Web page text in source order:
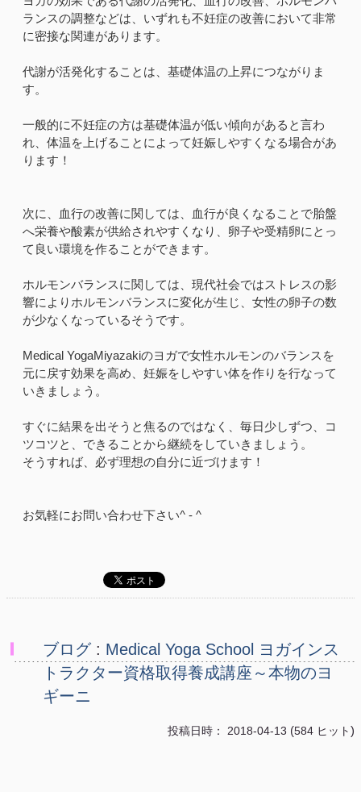
ランスの調整などは、いずれも不妊症の改善において非常
に密接な関連があります。
代謝が活発化することは、基礎体温の上昇につながりま
す。
一般的に不妊症の方は基礎体温が低い傾向があると言わ
れ、体温を上げることによって妊娠しやすくなる場合があ
ります！
次に、血行の改善に関しては、血行が良くなることで胎盤
へ栄養や酸素が供給されやすくなり、卵子や受精卵にとっ
て良い環境を作ることができます。
ホルモンバランスに関しては、現代社会ではストレスの影
響によりホルモンバランスに変化が生じ、女性の卵子の数
が少なくなっているそうです。
Medical YogaMiyazakiのヨガで女性ホルモンのバランスを
元に戻す効果を高め、妊娠をしやすい体を作りを行なって
いきましょう。
すぐに結果を出そうと焦るのではなく、毎日少しずつ、コ
ツコツと、できることから継続をしていきましょう。
そうすれば、必ず理想の自分に近づけます！
お気軽にお問い合わせ下さい^ - ^
ブログ: Medical Yoga School ヨガインス
トラクター資格取得養成講座～本物のヨ
ギーニ
投稿日時： 2018-04-13 (584 ヒット )